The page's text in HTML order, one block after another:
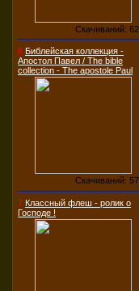
Скачиваний:
6 Библейская коллекция -
Апостол Павел / The bible
collection - The apostole Paul
Скачиваний:
7 Классный флеш - ролик о
Господе !